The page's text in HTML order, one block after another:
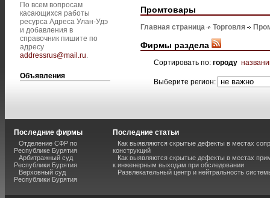
По всем вопросам
касающихся работы
ресурса Адреса Улан-Удэ
и добавления в
справочник пишите по
адресу
addressrus@mail.ru.
Объявления
Промтовары
Главная страница Торговля
Фирмы раздела
Сортировать по: городу
Выберите регион:
Последние фирмы
Отделение СФР по
Республике Бурятия
Арбитражный суд
Республики Бурятия
Верховный суд
Республики Бурятия
Последние статьи
Как выявляются скрытые дефекты в местах
конструкций
Как выявляются скрытые дефекты в местах
к инженерным выходам при обследовании
Развлекательный центр и нейтральность